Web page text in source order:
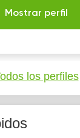
Mostrar perfil
los perfiles